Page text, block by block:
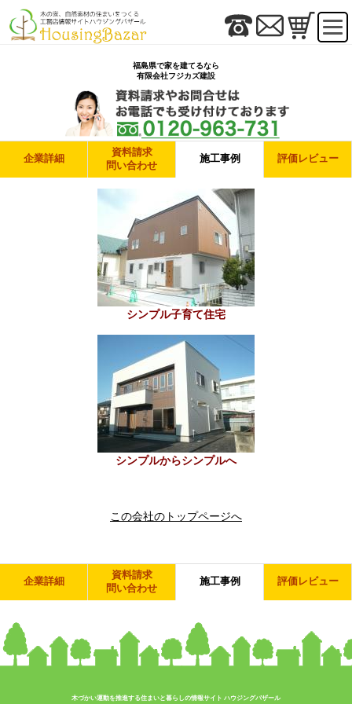
福島県で家を建てるなら
有限会社フジカズ建設
企業詳細
資料請求
問い合わせ
施工事例 評価レビュー
シンプル子育て住宅
シンプルからシンプルへ
この会社のトップページへ
企業詳細
資料請求
問い合わせ
施工事例 評価レビュー
木づかい運動を推進する住まいと暮らしの情報サイト ハウジングバザール